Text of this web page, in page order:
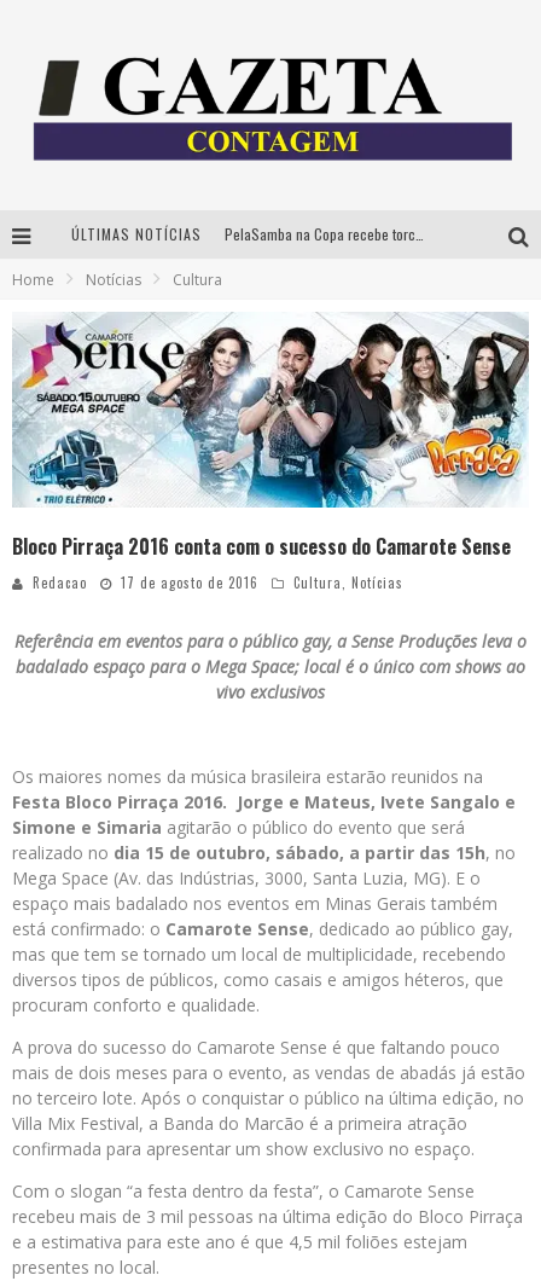
ÚLTIMAS NOTÍCIAS
Cineclube Comum apresenta obras de Kenneth Anger e Lucrecia Martel em nova sessão de “Visões Táteis”
Espetáculo “Allan Kardec – Um Olhar para a Eternidade” desembarca em BH na próxima semana
Home Notícias Cultura
Bloco Pirraça 2016 conta com o sucesso do Camarote Sense
Redacao 17 de agosto de 2016 Cultura, Notícias
Referência em eventos para o público gay, a Sense Produções leva o
badalado espaço para o Mega Space; local é o único com shows ao
vivo exclusivos
Os maiores nomes da música brasileira estarão reunidos na
Festa Bloco Pirraça 2016. Jorge e Mateus, Ivete Sangalo e
Simone e Simaria agitarão o público do evento que será
realizado no dia 15 de outubro, sábado, a partir das 15h, no
Mega Space (Av. das Indústrias, 3000, Santa Luzia, MG). E o
espaço mais badalado nos eventos em Minas Gerais também
está confirmado: o Camarote Sense, dedicado ao público gay,
mas que tem se tornado um local de multiplicidade, recebendo
diversos tipos de públicos, como casais e amigos héteros, que
procuram conforto e qualidade.
A prova do sucesso do Camarote Sense é que faltando pouco
mais de dois meses para o evento, as vendas de abadás já estão
no terceiro lote. Após o conquistar o público na última edição, no
Villa Mix Festival, a Banda do Marcão é a primeira atração
confirmada para apresentar um show exclusivo no espaço.
Com o slogan “a festa dentro da festa”, o Camarote Sense
recebeu mais de 3 mil pessoas na última edição do Bloco Pirraça
e a estimativa para este ano é que 4,5 mil foliões estejam
presentes no local.